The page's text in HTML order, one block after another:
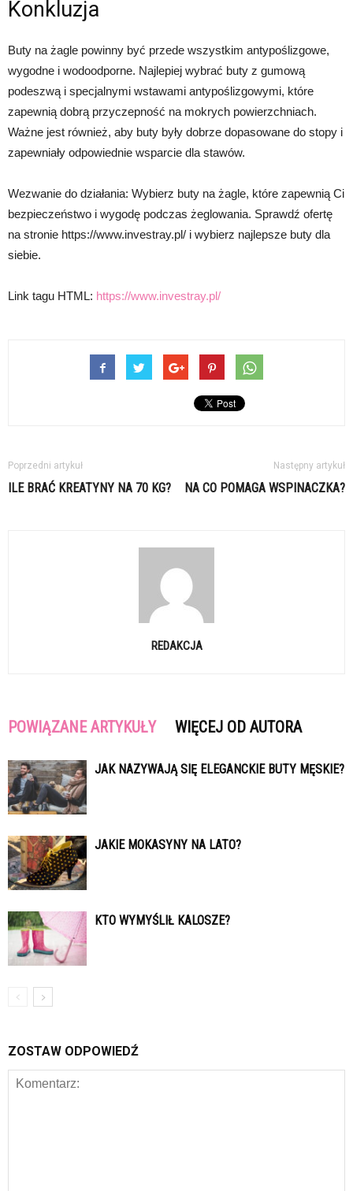
Konkluzja
Buty na żagle powinny być przede wszystkim antypoślizgowe,
wygodne i wodoodporne. Najlepiej wybrać buty z gumową
podeszwą i specjalnymi wstawami antypoślizgowymi, które
zapewnią dobrą przyczepność na mokrych powierzchniach.
Ważne jest również, aby buty były dobrze dopasowane do stopy i
zapewniały odpowiednie wsparcie dla stawów.
Wezwanie do działania: Wybierz buty na żagle, które zapewnią Ci
bezpieczeństwo i wygodę podczas żeglowania. Sprawdź ofertę
na stronie https://www.investray.pl/ i wybierz najlepsze buty dla
siebie.
Link tagu HTML: https://www.investray.pl/
Poprzedni artykuł
ILE BRAĆ KREATYNY NA 70 KG?
Następny artykuł
NA CO POMAGA WSPINACZKA?
REDAKCJA
POWIĄZANE ARTYKUŁY WIĘCEJ OD AUTORA
JAK NAZYWAJĄ SIĘ ELEGANCKIE BUTY MĘSKIE?
JAKIE MOKASYNY NA LATO?
KTO WYMYŚLIŁ KALOSZE?
ZOSTAW ODPOWIEDŹ